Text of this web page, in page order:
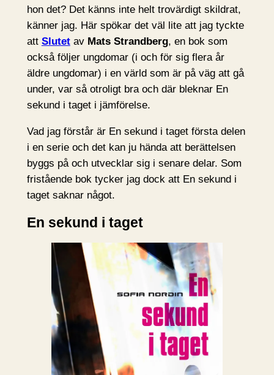
hon det? Det känns inte helt trovärdigt skildrat,
känner jag. Här spökar det väl lite att jag tyckte
att Slutetav Mats Strandberg, en bok som
också följer ungdomar (i och för sig flera år
äldre ungdomar) i en värld som är på väg att gå
under, var så otroligt bra och där bleknar En
sekund i taget i jämförelse.
Vad jag förstår är En sekund i taget första delen
i en serie och det kan ju hända att berättelsen
byggs på och utvecklar sig i senare delar. Som
fristående bok tycker jag dock att En sekund i
taget saknar något.
En sekund i taget